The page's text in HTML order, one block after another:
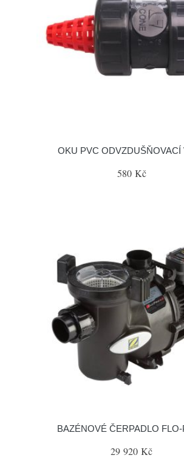
OKU PVC ODVZDUŠŇOVACÍ
580 Kč
BAZÉNOVÉ ČERPADLO
29 920 Kč